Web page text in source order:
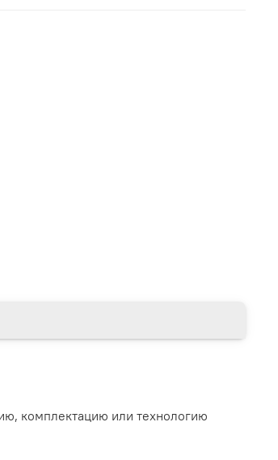
комплектацию или технологию